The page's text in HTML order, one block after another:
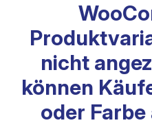
nicht
können
oder